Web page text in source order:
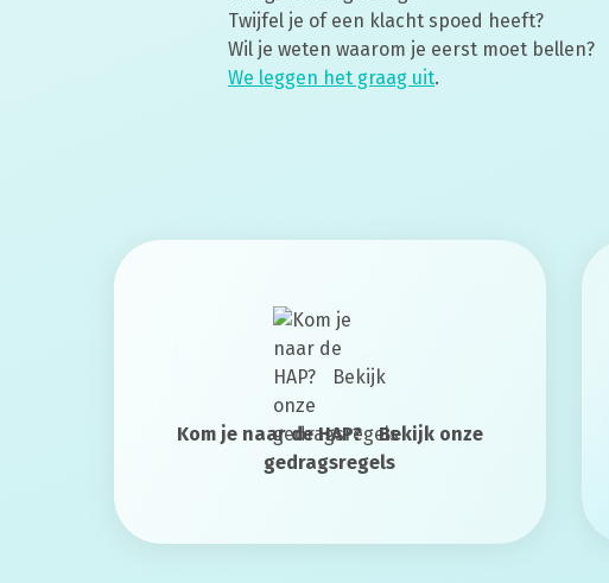
Twijfel je of een klacht spoed heeft?
Wil je weten waarom je eerst moet bellen?
We leggen het graag uit.
Kom je naar de HAP? Bekijk onze
gedragsregels